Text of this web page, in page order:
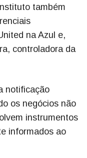
também
na Azul e,
controladora da
notificação
os negócios não
instrumentos
informados ao